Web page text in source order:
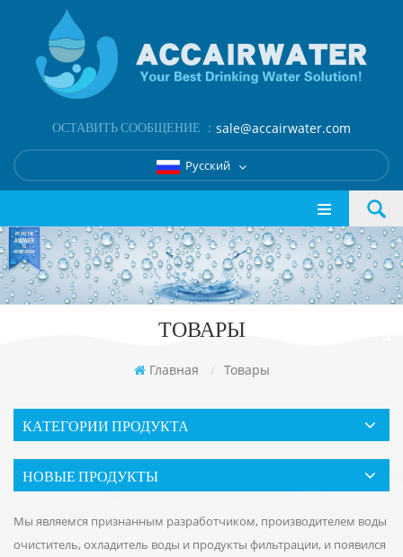
ОСТАВИТЬ СООБЩЕНИЕ ： sale@accairwater.com
Русский
ТОВАРЫ
Главная / Товары
КАТЕГОРИИ ПРОДУКТА
НОВЫЕ ПРОДУКТЫ
Мы являемся признанным разработчиком, производителем воды
очиститель, охладитель воды и продукты фильтрации, и появился